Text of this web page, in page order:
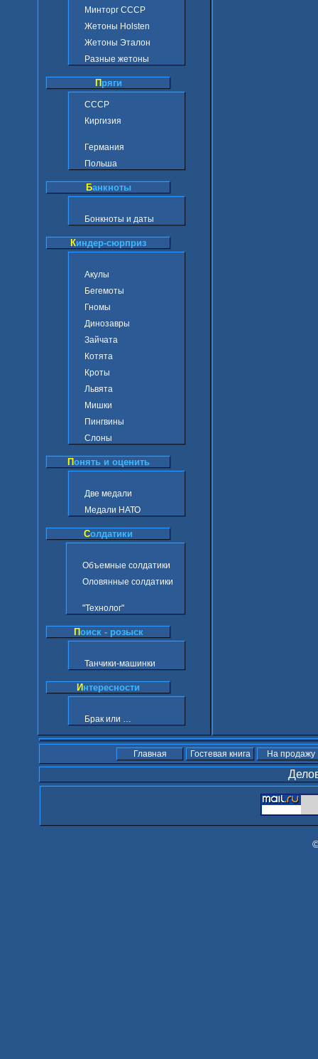
Минторг СССР
Жетоны Holsten
Жетоны Эталон
Разные жетоны
П ряги
СССР
Киргизия
Германия
Польша
Банкноты
Бонкноты и даты
Киндер-сюрприз
Акулы
Бегемоты
Гномы
Динозавры
Зайчата
Котята
Кроты
Львята
Мишки
Пингвины
Слоны
Понять и оценить
Две медали
Медали НАТО
Солдатики
Объемные солдатики
Оловянные солдатики
"Технолог"
Поиск - розыск
Танчики-машинки
И нтересности
Брак или …
Главная Гостевая книга На продажу